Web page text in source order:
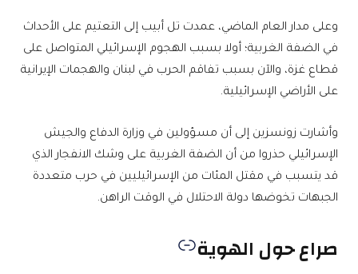
وعلى مدار العام الماضي، عمدت تل أبيب إلى التعتيم على الأحداث
في الضفة الغربية؛ أولا بسبب الهجوم الإسرائيلي المتواصل على
قطاع غزة، والآن بسبب تفاقم الحرب في لبنان والهجمات الإيرانية
على الأراضي الإسرائيلية.
وأشارت زونسزين إلى أن مسؤولين في وزارة الدفاع والجيش
الإسرائيلي حذروا من أن الضفة الغربية على وشك الانفجار الذي
قد يتسبب في مقتل المئات من الإسرائيليين في حرب متعددة
الجبهات تخوضها دولة الاحتلال في الوقت الراهن.
صراع حول الهوية